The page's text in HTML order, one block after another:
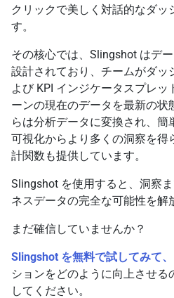
クリックで美しく対話的なダッ
す。
その核心では、Slingshot はデ
設計されており、チームがダッ
よび KPI インジケータスプレ
ーンの現在のデータを最新の
らは分析データに変換され、簡
可視化からより多くの洞察を得
計関数も提供しています。
Slingshot を使用すると、洞察
ネスデータの完全な可能性を解
まだ確信していませんか？
Slingshot を無料で試してみて、
ションをどのように向上させ
してください。